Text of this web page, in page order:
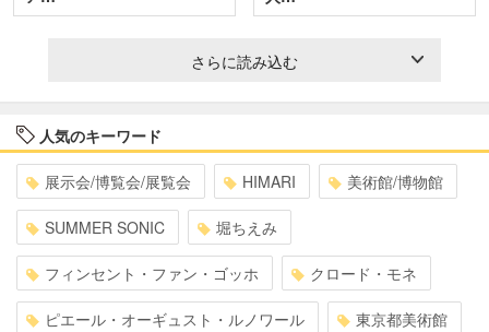
さらに読み込む
人気のキーワード
展示会/博覧会/展覧会 HIMARI 美術館/博物館
SUMMER SONIC 堀ちえみ
フィンセント・ファン・ゴッホ クロード・モネ
ピエール・オーギュスト・ルノワール 東京都美術館